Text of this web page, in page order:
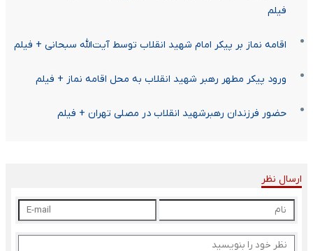
فیلم
اقامه نماز بر پیکر امام شهید انقلاب توسط آیت‌الله سبحانی + فیلم
ورود پیکر مطهر رهبر شهید انقلاب به محل اقامه نماز + فیلم
حضور فرزندان رهبرشهید انقلاب در مصلی تهران + فیلم
ارسال نظر